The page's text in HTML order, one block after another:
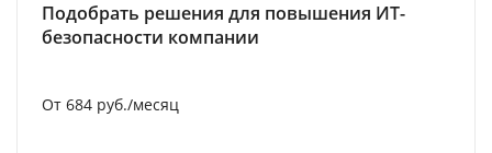
Подобрать решения для повышения ИТ-
безопасности компании
От 684 руб./месяц